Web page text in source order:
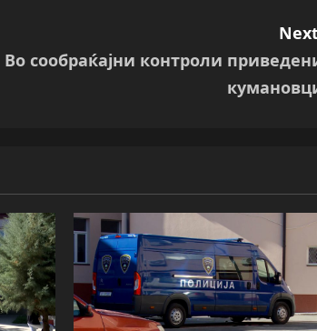
Во сообраќајни контроли